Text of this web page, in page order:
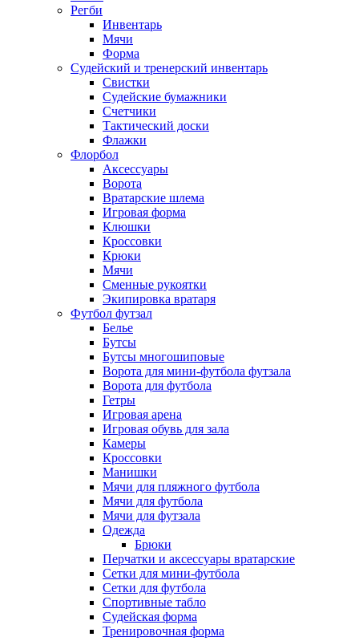
Регби
Инвентарь
Мячи
Форма
Судейский и тренерский инвентарь
Свистки
Судейские бумажники
Счетчики
Тактический доски
Флажки
Флорбол
Аксессуары
Ворота
Вратарские шлема
Игровая форма
Клюшки
Кроссовки
Крюки
Мячи
Сменные рукоятки
Экипировка вратаря
Футбол футзал
Белье
Бутсы
Бутсы многошиповые
Ворота для мини-футбола футзала
Ворота для футбола
Гетры
Игровая арена
Игровая обувь для зала
Камеры
Кроссовки
Манишки
Мячи для пляжного футбола
Мячи для футбола
Мячи для футзала
Одежда
Брюки
Перчатки и аксессуары вратарские
Сетки для мини-футбола
Сетки для футбола
Спортивные табло
Судейская форма
Тренировочная форма